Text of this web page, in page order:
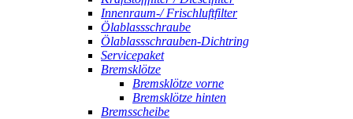
Innenraum-/ Frischluftfilter
Ölablassschraube
Ölablassschrauben-Dichtring
Servicepaket
Bremsklötze
Bremsklötze vorne
Bremsklötze hinten
Bremsscheibe